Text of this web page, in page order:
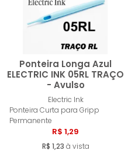
Ponteira Longa Azul
ELECTRIC INK 05RL TRAÇO
- Avulso
Electric Ink
Ponteira Curta para Gripp
Permanente
R$ 1,29
R$ 1,23 à vista
Comprar